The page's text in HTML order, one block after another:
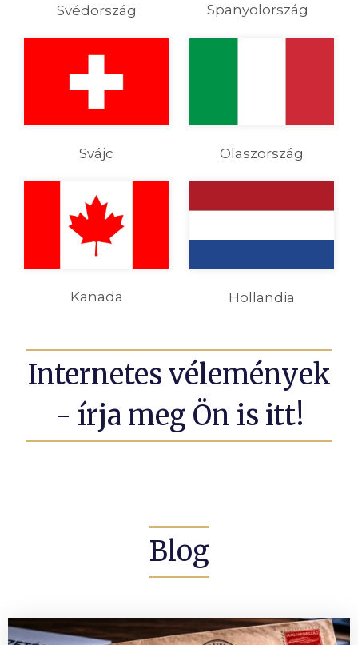
Svédország Spanyolország
Svájc Olaszország
Kanada Hollandia
Internetes vélemények
- írja meg Ön is itt!
Blog